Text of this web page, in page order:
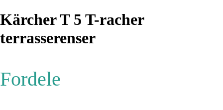
Kärcher T 5 T-racher
terrasserenser
Fordele